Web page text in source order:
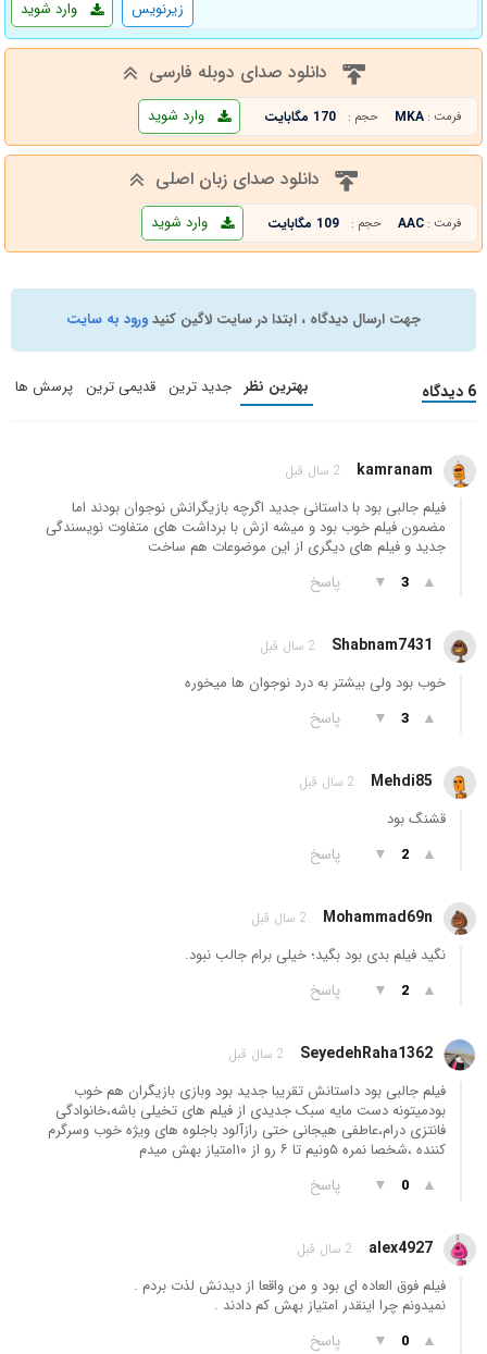
وارد شوید زیرنویس
دانلود صدای دوبله فارسی
فرمت : MKA حجم : 170 مگابایت وارد شوید
دانلود صدای زبان اصلی
فرمت : AAC حجم : 109 مگابایت وارد شوید
جهت ارسال دیدگاه ، ابتدا در سایت لاگین کنیدورود به سایت
6 دیدگاه بهترین نظر جدید ترین قدیمی ترین پرسش ها
kamranam 2 سال قبل
فیلم جالبی بود با داستانی جدید اگرچه بازیگرانش نوجوان بودند اما
مضمون فیلم خوب بود و میشه ازش با برداشت های متفاوت نویسندگی
جدید و فیلم های دیگری از این موضوعات هم ساخت
▲
3
▼ پاسخ
Shabnam7431 2 سال قبل
خوب بود ولی بیشتر به درد نوجوان ها میخوره
▲
3
▼ پاسخ
Mehdi85 2 سال قبل
قشنگ بود
▲
2
▼ پاسخ
Mohammad69n 2 سال قبل
نگید فیلم بدی بود بگید؛ خیلی برام جالب نبود.
▲
2
▼ پاسخ
SeyedehRaha1362 2 سال قبل
فیلم جالبی بود داستانش تقریبا جدید بود وبازی بازیگران هم خوب
بودمیتونه دست مایه سبک جدیدی از فیلم های تخیلی باشه،خانوادگی
فانتزی درام،عاطفی هیجانی حتی رازآلود باجلوه های ویژه خوب وسرگرم
کننده ،شخصا نمره ۵ونیم تا ۶ رو از ۱۰امتیاز بهش میدم
▲
0
▼ پاسخ
alex4927 2 سال قبل
فیلم فوق العاده ای بود و من واقعا از دیدنش لذت بردم .
نمیدونم چرا اینقدر امتیاز بهش کم دادند .
▲
0
▼ پاسخ